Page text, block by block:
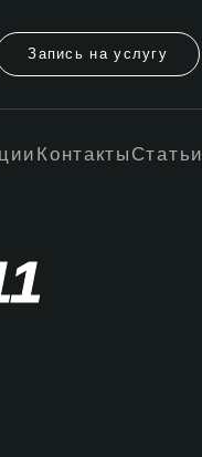
Запись на услугу
Контакты Статьи